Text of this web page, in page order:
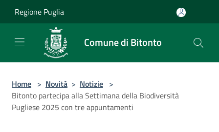
Regione Puglia
Comune di Bitonto
Home > Novità > Notizie >
Bitonto partecipa alla Settimana della Biodiversità
Pugliese 2025 con tre appuntamenti